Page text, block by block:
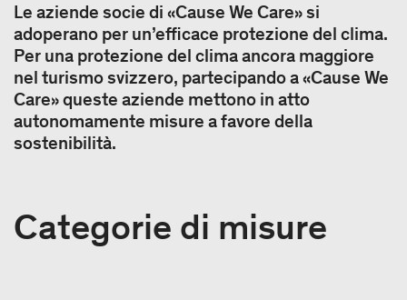
Le aziende socie di «Cause We Care» si
adoperano per un’efficace protezione del clima.
Per una protezione del clima ancora maggiore
nel turismo svizzero, partecipando a «Cause We
Care» queste aziende mettono in atto
autonomamente misure a favore della
sostenibilità.
Categorie di misure